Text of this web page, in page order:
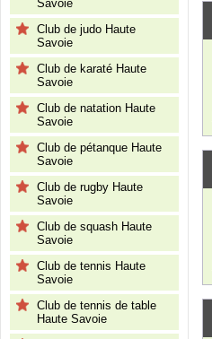
Savoie
Club de judo Haute
Savoie
Club de karaté Haute
Savoie
Club de natation Haute
Savoie
Club de pétanque Haute
Savoie
Club de rugby Haute
Savoie
Club de squash Haute
Savoie
Club de tennis Haute
Savoie
Club de tennis de table
Haute Savoie